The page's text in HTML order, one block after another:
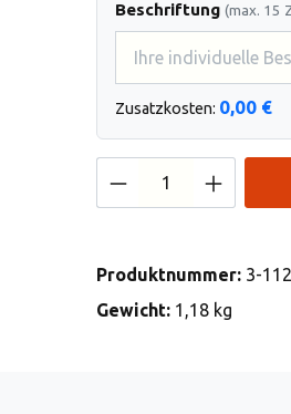
Beschriftung (max. 15
Zusatzkosten: 0,00 €
Produkt
Produktnummer: 3-
Gewicht: 1,18 kg